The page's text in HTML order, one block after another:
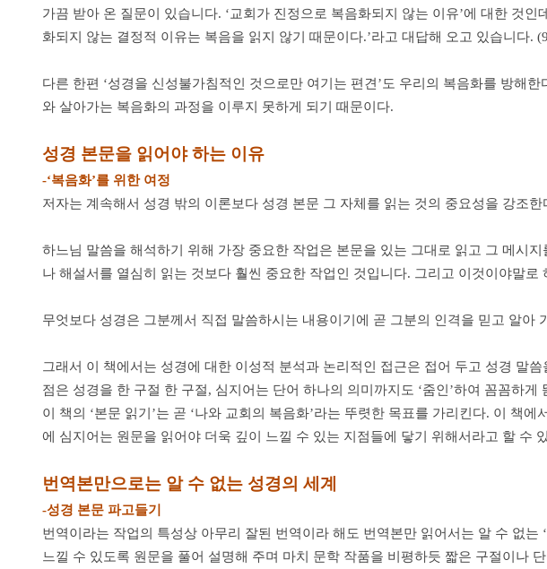
가끔 받아 온 질문이 있습니다. ‘교회가 진정으로 복음화되지 않는 이유’에 대한 것
화되지 않는 결정적 이유는 복음을 읽지 않기 때문이다.’라고 대답해 오고 있습니다.
다른 한편 ‘성경을 신성불가침적인 것으로만 여기는 편견’도 우리의 복음화를 방해
와 살아가는 복음화의 과정을 이루지 못하게 되기 때문이다.
성경 본문을 읽어야 하는 이유
-‘복음화’를 위한 여정
저자는 계속해서 성경 밖의 이론보다 성경 본문 그 자체를 읽는 것의 중요성을 강조한
하느님 말씀을 해석하기 위해 가장 중요한 작업은 본문을 있는 그대로 읽고 그 메시
나 해설서를 열심히 읽는 것보다 훨씬 중요한 작업인 것입니다. 그리고 이것이야말
무엇보다 성경은 그분께서 직접 말씀하시는 내용이기에 곧 그분의 인격을 믿고 알아
그래서 이 책에서는 성경에 대한 이성적 분석과 논리적인 접근은 접어 두고 성경 말
점은 성경을 한 구절 한 구절, 심지어는 단어 하나의 의미까지도 ‘줌인’하여 꼼꼼하게
이 책의 ‘본문 읽기’는 곧 ‘나와 교회의 복음화’라는 뚜렷한 목표를 가리킨다. 이 책
에 심지어는 원문을 읽어야 더욱 깊이 느낄 수 있는 지점들에 닿기 위해서라고 할 수
번역본만으로는 알 수 없는 성경의 세계
-성경 본문 파고들기
번역이라는 작업의 특성상 아무리 잘된 번역이라 해도 번역본만 읽어서는 알 수 없는
느낄 수 있도록 원문을 풀어 설명해 주며 마치 문학 작품을 비평하듯 짧은 구절이나